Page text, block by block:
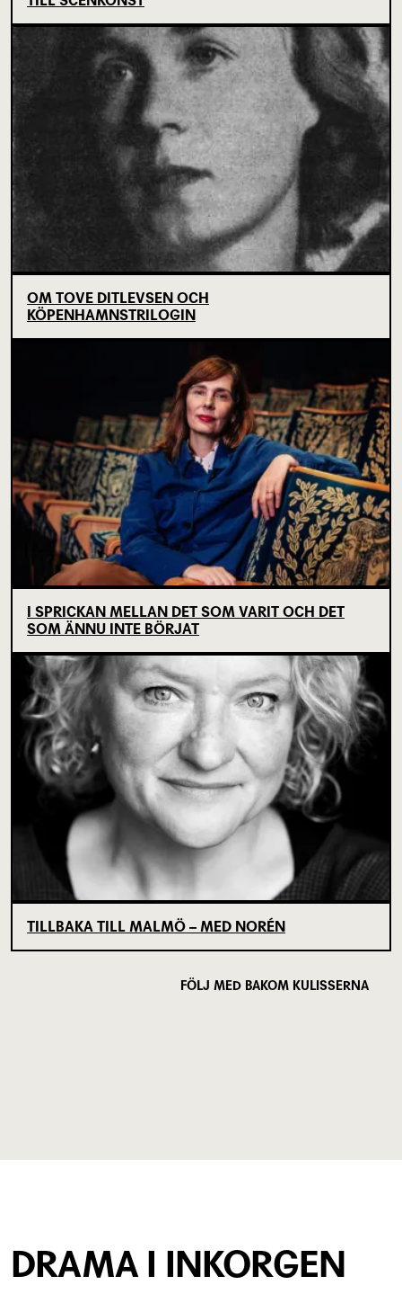
OM TOVE DITLEVSEN OCH
KÖPENHAMNSTRILOGIN
I SPRICKAN MELLAN DET SOM VARIT OCH DET
SOM ÄNNU INTE BÖRJAT
TILLBAKA TILL MALMÖ – MED NORÉN
FÖLJ MED BAKOM KULISSERNA
DRAMA I INKORGEN